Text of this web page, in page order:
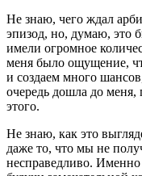
Не знаю, чего ждал
эпизод, но, думаю, это
имели огромное
меня было ощущение,
и создаем много
очередь дошла до меня,
этого.
Не знаю, как это
даже то, что мы не
несправедливо.